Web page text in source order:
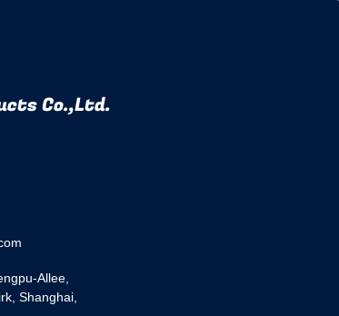
Co.,Ltd.
Allee,
Shanghai,